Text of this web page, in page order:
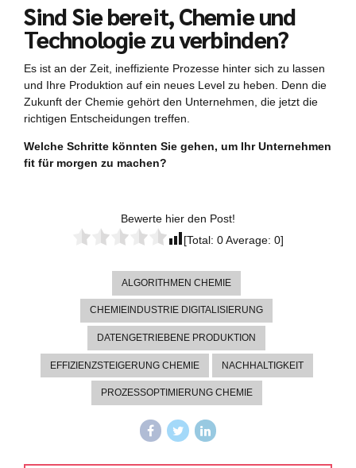
Sind Sie bereit, Chemie und
Technologie zu verbinden?
Es ist an der Zeit, ineffiziente Prozesse hinter sich zu lassen
und Ihre Produktion auf ein neues Level zu heben. Denn die
Zukunft der Chemie gehört den Unternehmen, die jetzt die
richtigen Entscheidungen treffen.
Welche Schritte könnten Sie gehen, um Ihr Unternehmen
fit für morgen zu machen?
Bewerte hier den Post!
[Total: 0Average: 0]
ALGORITHMEN CHEMIE
CHEMIEINDUSTRIE DIGITALISIERUNG
DATENGETRIEBENE PRODUKTION
EFFIZIENZSTEIGERUNG CHEMIE NACHHALTIGKEIT
PROZESSOPTIMIERUNG CHEMIE